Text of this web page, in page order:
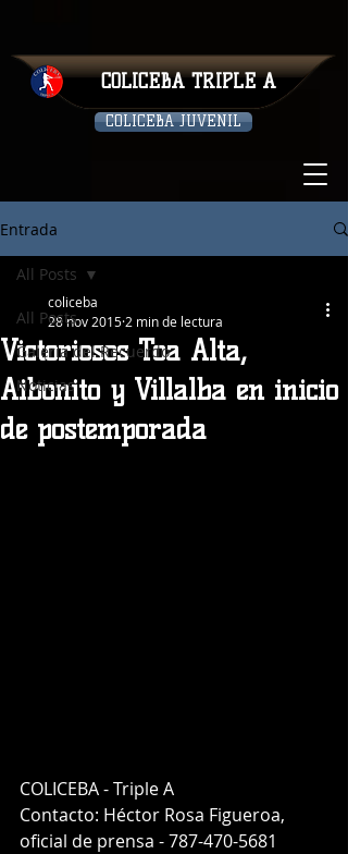
COLICEBA JUVENIL
COLICEBA TRIPLE A
Entrada
All Posts
Galeria del Recuerdo
Noticias
All Posts
Victoriosos Toa Alta,
Aibonito y Villalba en inicio
de postemporada
coliceba
28 nov 2015 2 min de lectura
COLICEBA - Triple A
Contacto: Héctor Rosa Figueroa,
oficial de prensa - 787-470-5681